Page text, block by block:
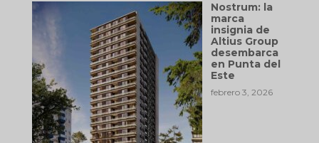
Nostrum: la
marca
insignia de
Altius Group
desembarca
en Punta del
Este
febrero 3, 2026